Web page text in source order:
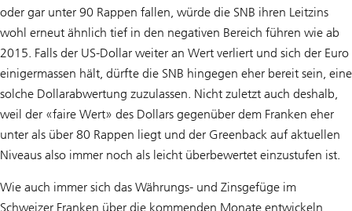
oder gar unter 90 Rappen fallen, würde die SNB ihren Leitzins
wohl erneut ähnlich tief in den negativen Bereich führen wie ab
2015. Falls der US-Dollar weiter an Wert verliert und sich der Euro
einigermassen hält, dürfte die SNB hingegen eher bereit sein, eine
solche Dollarabwertung zuzulassen. Nicht zuletzt auch deshalb,
weil der «faire Wert» des Dollars gegenüber dem Franken eher
unter als über 80 Rappen liegt und der Greenback auf aktuellen
Niveaus also immer noch als leicht überbewertet einzustufen ist.
Wie auch immer sich das Währungs- und Zinsgefüge im
Schweizer Franken über die kommenden Monate entwickeln